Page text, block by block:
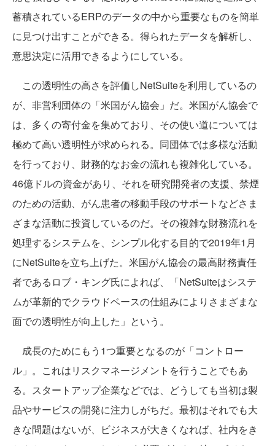
蓄積されているERPのデータの中から重要なものを簡単
に見つけ出すことができる。得られたデータを解析し、
意思決定に活用できるようにしている。
この透明性の高さを評価しNetSuiteを利用しているの
が、非営利団体の「米国がん協会」だ。米国がん協会で
は、多くの寄付金を集めており、その使い道については
極めて高い透明性が求められる。同団体では多様な活動
を行っており、財務的なお金の流れも複雑化している。
46億ドルの資金があり、それを研究開発者の支援、禁煙
のための活動、がん患者の移動手段のサポートなどさま
ざまな活動に投資しているのだ。その複雑な財務流れを
処理するシステムを、シンプル化する目的で2019年1月
にNetSuiteを立ち上げた。米国がん協会の最高財務責任
者であるロブ・キング氏によれば、「NetSuiteはシステ
ムが革新的でクラウドベースの仕組みによりさまざまな
面での透明性が向上した」という。
成長のためにもう1つ重要となるのが「コントロー
ル」。これはリスクマネージメントを行うことでもあ
る。スタートアップ企業などでは、どうしても当初は製
品やサービスの開発に注力しがちだ。最初はそれでも大
きな問題はないが、ビジネスが大きくなれば、社内をき